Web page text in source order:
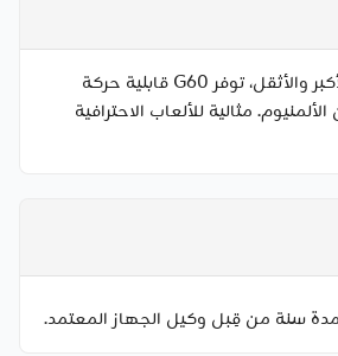
مصممة للشاشات الأكبر والأثقل، توفر G60 قابلية حركة
مثالية للألعاب الاحترافية
سنة من قِبل وكيل الجهاز المعتمد.